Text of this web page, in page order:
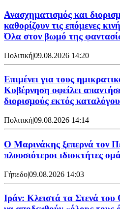
Ανασχηματισμός και
καθορίζουν τις επόμενες
Όλα στον βωμό της
Πολιτική|09.08.2026 14:20
Επιμένει για τους
Κυβέρνηση οφείλει
διορισμούς εκτός
Πολιτική|09.08.2026 14:14
Ο Μαρινάκης ξεπερνά τον
πλουσιότεροι ιδιοκτήτες
Γήπεδο|09.08.2026 14:03
Ιράν: Κλειστά τα Στενά